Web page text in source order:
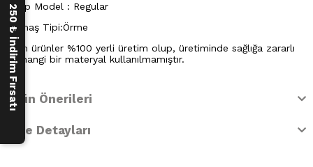
Kalıp Model : Regular
Kumaş Tipi:Örme
Tüm ürünler %100 yerli üretim olup, üretiminde sağlığa zararlı
herhangi bir materyal kullanılmamıştır.
Ürün Önerileri
İade Detayları
250 ₺ İndirim Fırsatı